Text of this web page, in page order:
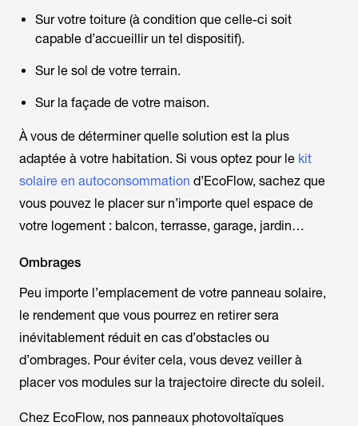
Sur votre toiture (à condition que celle-ci soit
capable d’accueillir un tel dispositif).
Sur le sol de votre terrain.
Sur la façade de votre maison.
À vous de déterminer quelle solution est la plus
adaptée à votre habitation. Si vous optez pour le kit
solaire en autoconsommation d’EcoFlow, sachez que
vous pouvez le placer sur n’importe quel espace de
votre logement : balcon, terrasse, garage, jardin…
Ombrages
Peu importe l’emplacement de votre panneau solaire,
le rendement que vous pourrez en retirer sera
inévitablement réduit en cas d’obstacles ou
d’ombrages. Pour éviter cela, vous devez veiller à
placer vos modules sur la trajectoire directe du soleil.
Chez EcoFlow, nos panneaux photovoltaïques